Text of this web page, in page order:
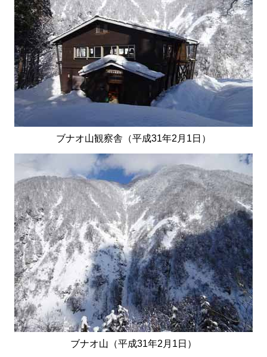
ブナオ山観察舎（平成31年2月1日）
ブナオ山（平成31年2月1日）